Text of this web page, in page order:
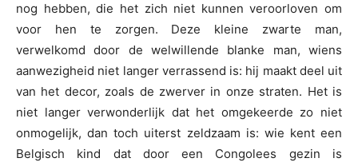
nog hebben, die het zich niet kunnen veroorloven om
voor hen te zorgen. Deze kleine zwarte man,
verwelkomd door de welwillende blanke man, wiens
aanwezigheid niet langer verrassend is: hij maakt deel uit
van het decor, zoals de zwerver in onze straten. Het is
niet langer verwonderlijk dat het omgekeerde zo niet
onmogelijk, dan toch uiterst zeldzaam is: wie kent een
Belgisch kind dat door een Congolees gezin is